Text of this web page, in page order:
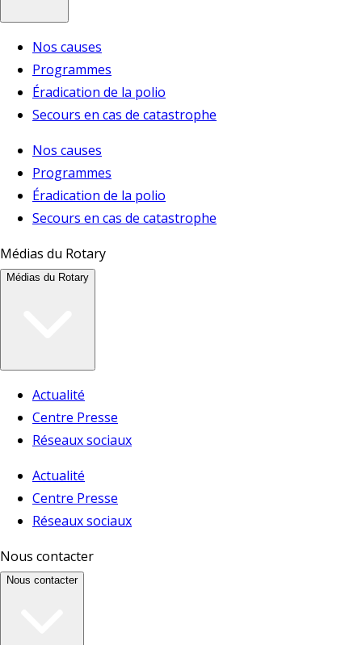
Nos causes
Programmes
Éradication de la polio
Secours en cas de catastrophe
Nos causes
Programmes
Éradication de la polio
Secours en cas de catastrophe
Médias du Rotary
Médias du Rotary
Actualité
Centre Presse
Réseaux sociaux
Actualité
Centre Presse
Réseaux sociaux
Nous contacter
Nous contacter